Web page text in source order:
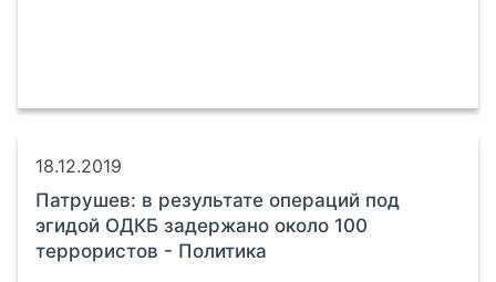
18.12.2019
Патрушев: в результате операций под
эгидой ОДКБ задержано около 100
террористов - Политика